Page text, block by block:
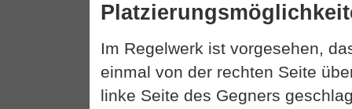
Im Regelwerk ist vorgesehen,
einmal von der rechten Seite
linke Seite des Gegners